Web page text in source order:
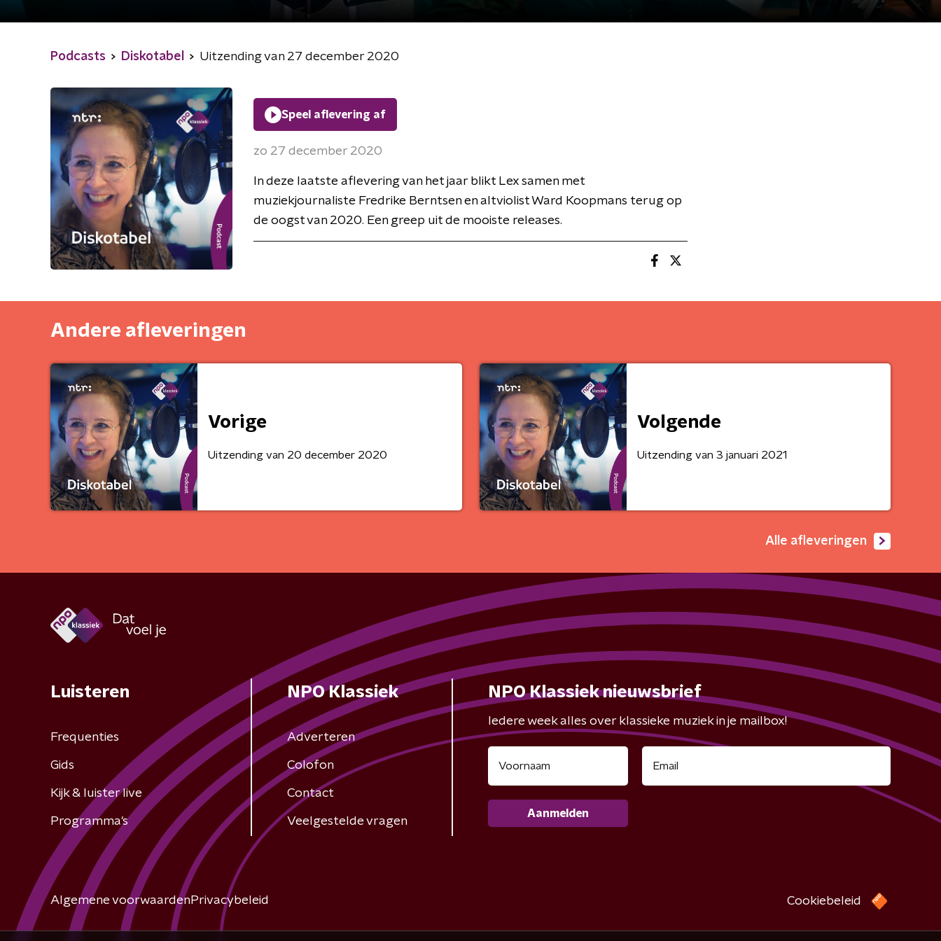
Podcasts Diskotabel Uitzending van 27 december 2020
Speel aflevering af
zo 27 december 2020
In deze laatste aflevering van het jaar blikt Lex samen met
muziekjournaliste Fredrike Berntsen en altviolist Ward Koopmans terug op
de oogst van 2020. Een greep uit de mooiste releases.
Andere afleveringen
Vorige
Uitzending van 20 december 2020
Volgende
Uitzending van 3 januari 2021
Alle afleveringen
Luisteren
Frequenties
Gids
Kijk & luister live
Programma's
NPO Klassiek
Adverteren
Colofon
Contact
Veelgestelde vragen
NPO Klassiek nieuwsbrief
Iedere week alles over klassieke muziek in je mailbox!
Aanmelden
Algemene voorwaardenPrivacybeleid Cookiebeleid